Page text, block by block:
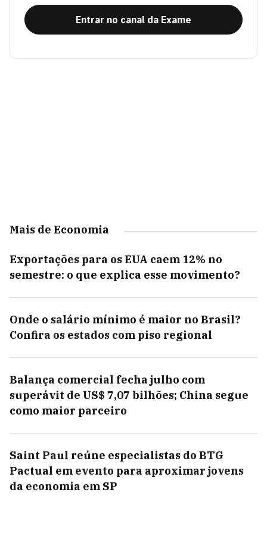
Entrar no canal da Exame
Mais de Economia
Exportações para os EUA caem 12% no
semestre: o que explica esse movimento?
Onde o salário mínimo é maior no Brasil?
Confira os estados com piso regional
Balança comercial fecha julho com
superávit de US$ 7,07 bilhões; China segue
como maior parceiro
Saint Paul reúne especialistas do BTG
Pactual em evento para aproximar jovens
da economia em SP